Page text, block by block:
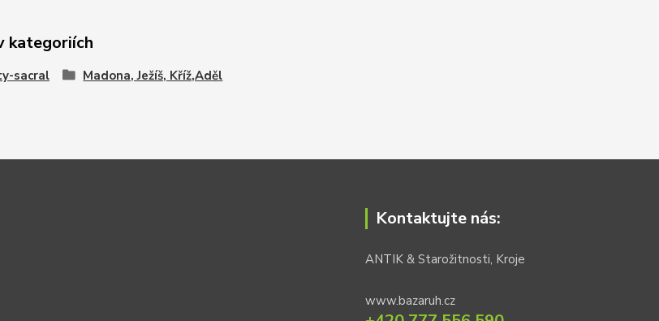
kategoriích
sacral Madona, Ježíš, Kříž,Aděl
Kontaktujte nás:
ANTIK & Starožitnosti, Kroje
www.bazaruh.cz